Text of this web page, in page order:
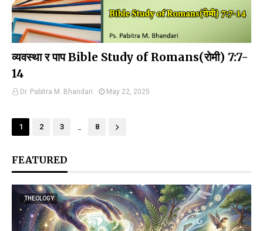
व्यवस्था र पाप Bible Study of Romans(रोमी) 7:7-
14
Dr. Pabitra M. Bhandari May 22, 2025
1 2 3 ... 8
FEATURED
THEOLOGY